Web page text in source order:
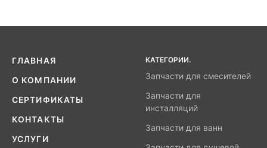
ГЛАВНАЯ
О КОМПАНИИ
СЕРТИФИКАТЫ
КОНТАКТЫ
УСЛУГИ
КАТЕГОРИИ.
Запчасти для смесителей
Запчасти для
инсталляций
Запчасти для ванн